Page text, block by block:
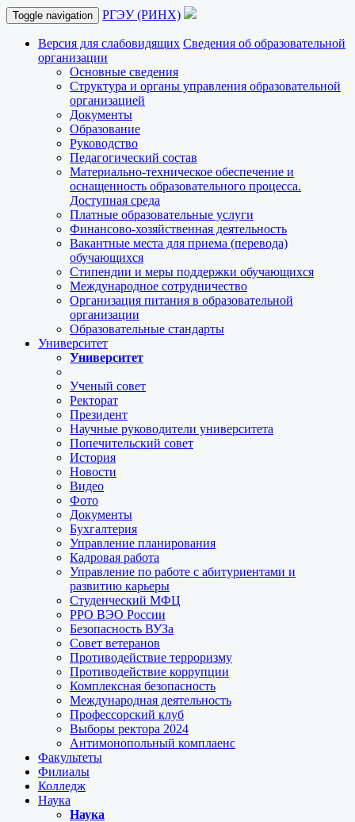
Toggle navigation РГЭУ (РИНХ)
Версия для слабовидящих Сведения об образовательной
организации
Основные сведения
Структура и органы управления образовательной
организацией
Документы
Образование
Руководство
Педагогический состав
Материально-техническое обеспечение и
оснащенность образовательного процесса.
Доступная среда
Платные образовательные услуги
Финансово-хозяйственная деятельность
Вакантные места для приема (перевода)
обучающихся
Стипендии и меры поддержки обучающихся
Международное сотрудничество
Организация питания в образовательной
организации
Образовательные стандарты
Университет
Университет
Ученый совет
Ректорат
Президент
Научные руководители университета
Попечительский совет
История
Новости
Видео
Фото
Документы
Бухгалтерия
Управление планирования
Кадровая работа
Управление по работе с абитуриентами и
развитию карьеры
Студенческий МФЦ
РРО ВЭО России
Безопасность ВУЗа
Совет ветеранов
Противодействие терроризму
Противодействие коррупции
Комплексная безопасность
Международная деятельность
Профессорский клуб
Выборы ректора 2024
Антимонопольный комплаенс
Факультеты
Филиалы
Колледж
Наука
Наука